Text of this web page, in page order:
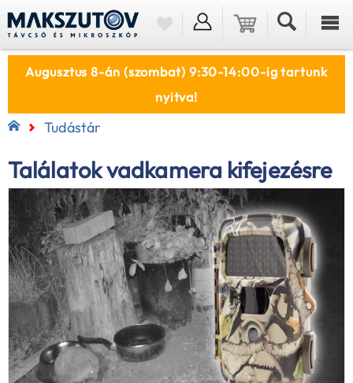
Augusztus 8-án (szombat) 9:30-14:00-ig tartunk
nyitva!
Tudástár
Találatok vadkamera kifejezésre